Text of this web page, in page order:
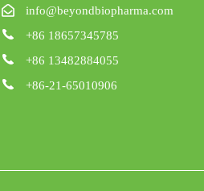
info@beyondbiopharma.com
+86 18657345785
+86 13482884055
+86-21-65010906